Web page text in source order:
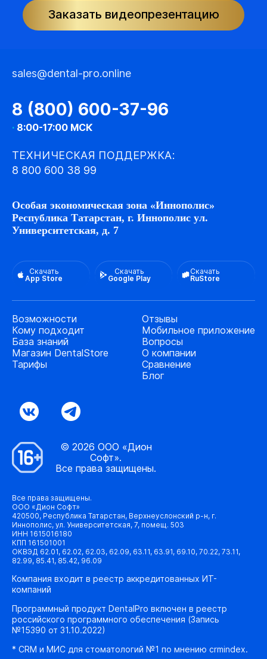
Заказать видеопрезентацию
sales@dental-pro.online
8 (800) 600-37-96
· 8:00-17:00 МСК
ТЕХНИЧЕСКАЯ ПОДДЕРЖКА:
8 800 600 38 99
Особая экономическая зона «Иннополис»
Республика Татарстан, г. Иннополис ул.
Университетская, д. 7
Скачать
App Store
Скачать
Google Play
Скачать
RuStore
Возможности
Кому подходит
База знаний
Магазин DentalStore
Тарифы
Отзывы
Мобильное приложение
Вопросы
О компании
Сравнение
Блог
© 2026 ООО «Дион
Софт».
Все права защищены.
Все права защищены.
ООО «Дион Софт»
420500, Республика Татарстан, Верхнеуслонский р-н, г.
Иннополис, ул. Университетская, 7, помещ. 503
ИНН 1615016180
КПП 161501001
ОКВЭД 62.01, 62.02, 62.03, 62.09, 63.11, 63.91, 69.10, 70.22, 73.11,
82.99, 85.41, 85.42, 96.09
Компания входит в реестр аккредитованных ИТ-
компаний
Программный продукт DentalPro включен в реестр
российского программного обеспечения (Запись
№15390 от 31.10.2022)
* CRM и МИС для стоматологий №1 по мнению crmindex.